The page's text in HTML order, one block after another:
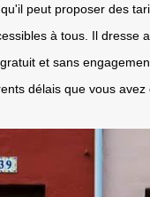
peut proposer des
à tous. Il dresse
et sans
délais que vous avez